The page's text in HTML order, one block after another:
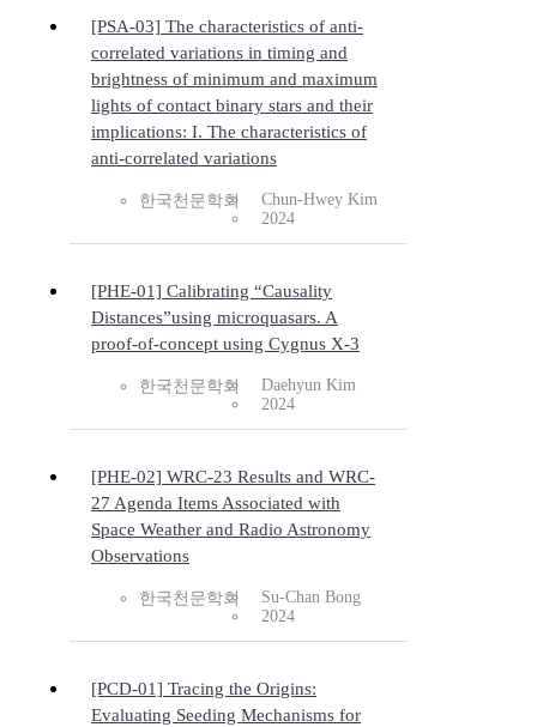
[PSA-03] The characteristics of anti-
correlated variations in timing and
brightness of minimum and maximum
lights of contact binary stars and their
implications: I. The characteristics of
anti-correlated variations
한국천문학회
Chun-Hwey Kim
2024
[PHE-01] Calibrating “Causality
Distances”using microquasars. A
proof-of-concept using Cygnus X-3
한국천문학회
Daehyun Kim
2024
[PHE-02] WRC-23 Results and WRC-
27 Agenda Items Associated with
Space Weather and Radio Astronomy
Observations
한국천문학회
Su-Chan Bong
2024
[PCD-01] Tracing the Origins:
Evaluating Seeding Mechanisms for